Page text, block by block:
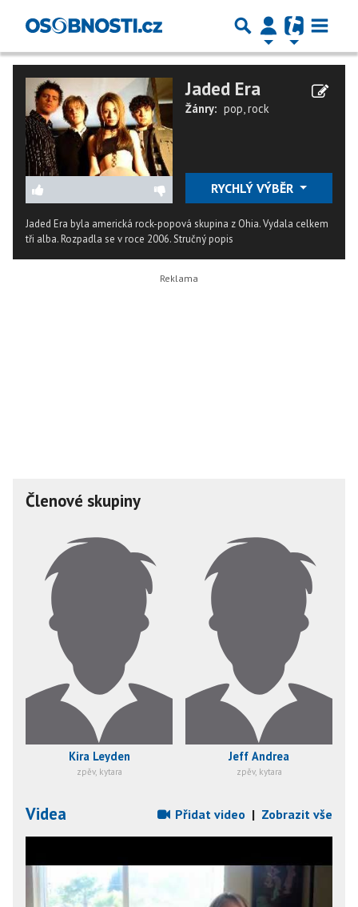
Jaded Era
Žánry: pop,rock
RYCHLÝ VÝBĚR
Jaded Era byla americká rock-popová skupina z Ohia. Vydala celkem
tři alba. Rozpadla se v roce 2006.Stručný popis
Členové skupiny
Kira Leyden
zpěv, kytara
Jeff Andrea
zpěv, kytara
Videa Přidat video | Zobrazit vše